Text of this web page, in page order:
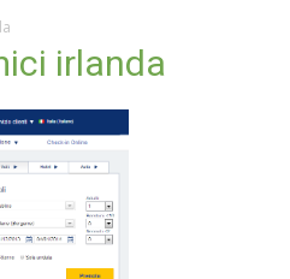
irlanda